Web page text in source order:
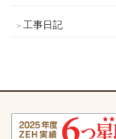
工事日記